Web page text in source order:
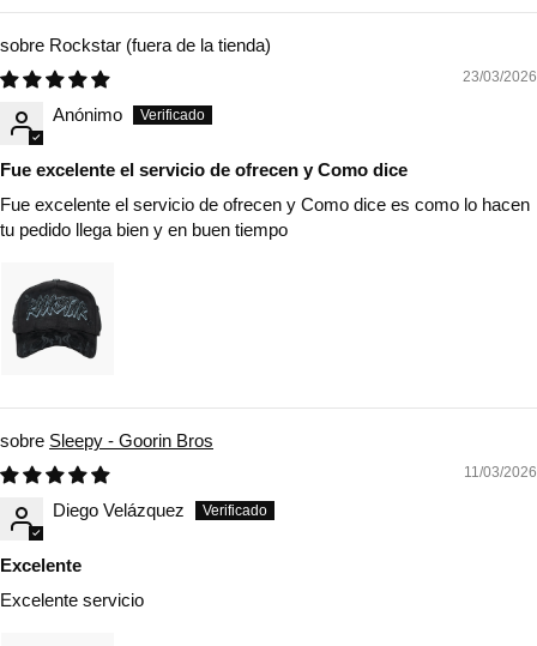
Rockstar
23/03/2026
Anónimo
Fue excelente el servicio de ofrecen y Como dice
Fue excelente el servicio de ofrecen y Como dice es como lo hacen
tu pedido llega bien y en buen tiempo
Sleepy - Goorin Bros
11/03/2026
Diego Velázquez
Excelente
Excelente servicio